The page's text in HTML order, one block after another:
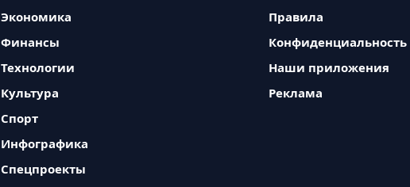
Экономика
Финансы
Технологии
Культура
Спорт
Инфографика
Спецпроекты
Правила
Конфиденциальность
Наши приложения
Реклама